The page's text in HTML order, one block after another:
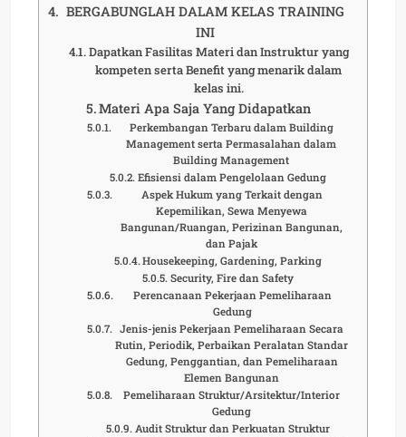
BERGABUNGLAH DALAM KELAS TRAINING
INI
Dapatkan Fasilitas Materi dan Instruktur yang
kompeten serta Benefit yang menarik dalam
kelas ini.
Materi Apa Saja Yang Didapatkan
Perkembangan Terbaru dalam Building
Management serta Permasalahan dalam
Building Management
Efisiensi dalam Pengelolaan Gedung
Aspek Hukum yang Terkait dengan
Kepemilikan, Sewa Menyewa
Bangunan/Ruangan, Perizinan Bangunan,
dan Pajak
Housekeeping, Gardening, Parking
Security, Fire dan Safety
Perencanaan Pekerjaan Pemeliharaan
Gedung
Jenis-jenis Pekerjaan Pemeliharaan Secara
Rutin, Periodik, Perbaikan Peralatan Standar
Gedung, Penggantian, dan Pemeliharaan
Elemen Bangunan
Pemeliharaan Struktur/Arsitektur/Interior
Gedung
Audit Struktur dan Perkuatan Struktur